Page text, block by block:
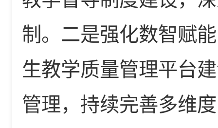
制。二是强化数智赋
生教学质量管理平台
管理，持续完善多维